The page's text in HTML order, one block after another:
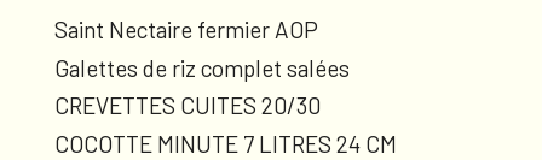
Saint Nectaire fermier AOP
Galettes de riz complet salées
CREVETTES CUITES 20/30
COCOTTE MINUTE 7 LITRES 24 CM